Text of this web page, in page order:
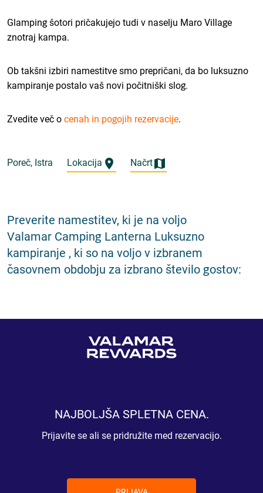
Glamping šotori pričakujejo tudi v naselju Maro Village
znotraj kampa.
Ob takšni izbiri namestitve smo prepričani, da bo luksuzno
kampiranje postalo vaš novi počitniški slog.
Zvedite več o cenah in pogojih rezervacije.
Poreč, Istra Lokacija Načrt
Preverite namestitev, ki je na voljo
Valamar Camping Lanterna Luksuzno
kampiranje , ki so na voljo v izbranem
časovnem obdobju za izbrano število gostov:
NAJBOLJŠA SPLETNA CENA.
Prijavite se ali se pridružite med rezervacijo.